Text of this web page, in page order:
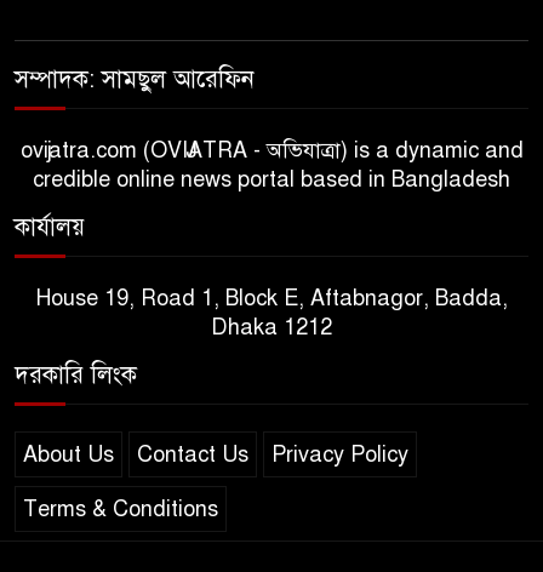
সম্পাদক: সামছুল আরেফিন
ovijatra.com (OVIJATRA - অভিযাত্রা) is a dynamic and
credible online news portal based in Bangladesh
কার্যালয়
House 19, Road 1, Block E, Aftabnagor, Badda,
Dhaka 1212
দরকারি লিংক
About Us Contact Us Privacy Policy
Terms & Conditions